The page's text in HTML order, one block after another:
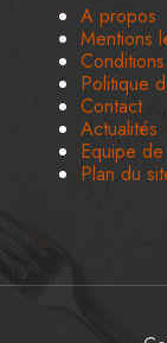
A propos
Mentions
Politique
Contact
Actualités
Equipe
Plan du